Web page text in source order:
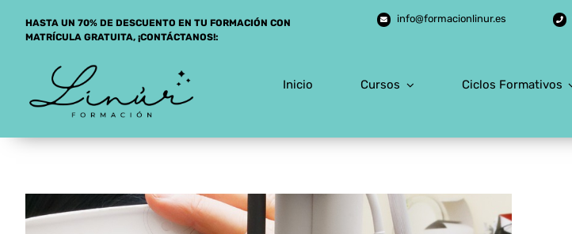
HASTA UN 70% DE DESCUENTO EN TU FORMACIÓN CON
MATRÍCULA GRATUITA, ¡CONTÁCTANOS!:
info@formacionlinur.es
Inicio Cursos Ciclos Formativos